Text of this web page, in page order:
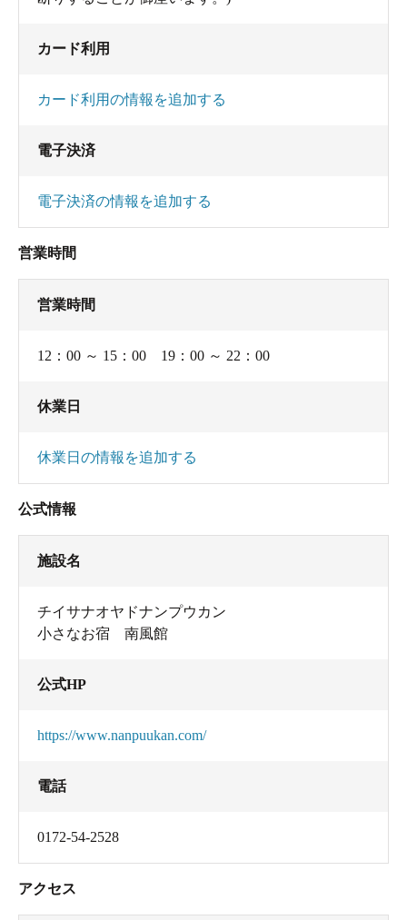
カード利用
カード利用の情報を追加する
電子決済
電子決済の情報を追加する
営業時間
営業時間
12：00 ～ 15：00 19：00 ～ 22：00
休業日
休業日の情報を追加する
公式情報
施設名
チイサナオヤドナンプウカン
小さなお宿 南風館
公式HP
https://www.nanpuukan.com/
電話
0172-54-2528
アクセス